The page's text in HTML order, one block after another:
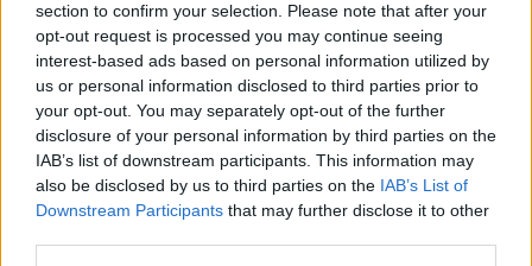
section to confirm your selection. Please note that after your
opt-out request is processed you may continue seeing
interest-based ads based on personal information utilized by
us or personal information disclosed to third parties prior to
your opt-out. You may separately opt-out of the further
disclosure of your personal information by third parties on the
IAB’s list of downstream participants. This information may
also be disclosed by us to third parties on the IAB’s List of
Downstream Participants that may further disclose it to other
Sigue leyendo
CHEFS